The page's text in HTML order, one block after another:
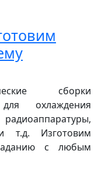
сборки
охлаждения
т.д. Изготовим
с любым